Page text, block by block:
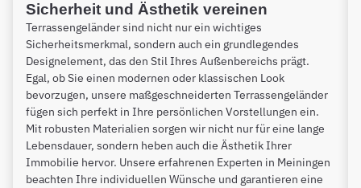
Sicherheit und Ästhetik vereinen
Terrassengeländer sind nicht nur ein wichtiges
Sicherheitsmerkmal, sondern auch ein grundlegendes
Designelement, das den Stil Ihres Außenbereichs prägt.
Egal, ob Sie einen modernen oder klassischen Look
bevorzugen, unsere maßgeschneiderten Terrassengeländer
fügen sich perfekt in Ihre persönlichen Vorstellungen ein.
Mit robusten Materialien sorgen wir nicht nur für eine lange
Lebensdauer, sondern heben auch die Ästhetik Ihrer
Immobilie hervor. Unsere erfahrenen Experten in Meiningen
beachten Ihre individuellen Wünsche und garantieren eine